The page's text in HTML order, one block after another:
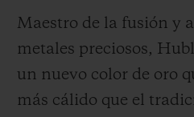
Maestro de la fusión y
metales preciosos,
un nuevo color de oro
más cálido que el